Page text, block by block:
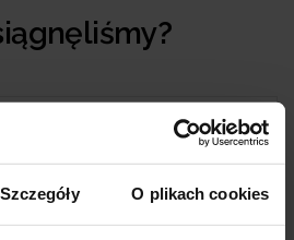
Szczegóły O plikach cookies